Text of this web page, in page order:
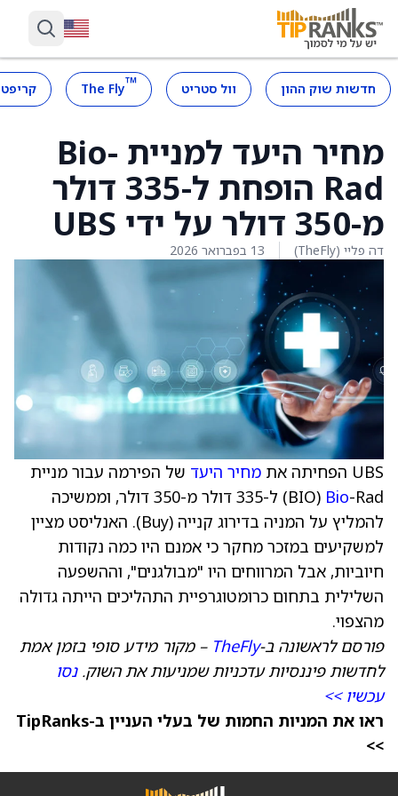
חדשות שוק ההון וול סטריט ™
The Fly
מחיר היעד למניית Bio-
Rad הופחת ל-335 דולר
מ-350 דולר על ידי UBS
דה פליי (TheFly) 13 בפברואר 2026
UBS הפחיתה את מחיר היעד של הפירמה עבור מניית
Bio
-Rad ‏(BIO) ל-335 דולר מ-350 דולר, וממשיכה
להמליץ על המניה בדירוג קנייה (Buy). האנליסט מציין
למשקיעים במזכר מחקר כי אמנם היו כמה נקודות
חיוביות, אבל המרווחים היו "מבולגנים", וההשפעה
השלילית בתחום כרומטוגרפיית התהליכים הייתה גדולה
מהצפוי.
פורסם לראשונה ב-TheFly – מקור מידע סופי בזמן אמת
לחדשות פיננסיות עדכניות שמניעות את השוק.נסו
עכשיו >>
ראו את המניות החמות של בעלי העניין ב-TipRanks
>>